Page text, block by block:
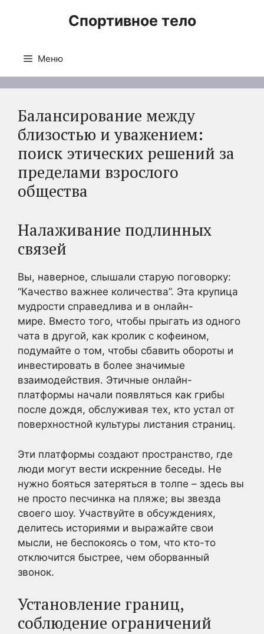
Спортивное тело
Меню
Балансирование между
близостью и уважением:
поиск этических решений за
пределами взрослого
общества
Налаживание подлинных
связей
Вы, наверное, слышали старую поговорку:
“Качество важнее количества”. Эта крупица
мудрости справедлива и в онлайн-
мире. Вместо того, чтобы прыгать из одного
чата в другой, как кролик с кофеином,
подумайте о том, чтобы сбавить обороты и
инвестировать в более значимые
взаимодействия. Этичные онлайн-
платформы начали появляться как грибы
после дождя, обслуживая тех, кто устал от
поверхностной культуры листания страниц.
Эти платформы создают пространство, где
люди могут вести искренние беседы. Не
нужно бояться затеряться в толпе – здесь вы
не просто песчинка на пляже; вы звезда
своего шоу. Участвуйте в обсуждениях,
делитесь историями и выражайте свои
мысли, не беспокоясь о том, что кто-то
отключится быстрее, чем оборванный
звонок.
Установление границ,
соблюдение ограничений